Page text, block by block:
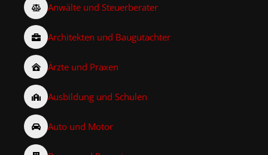
Anwälte und Steuerberater
Architekten und Baugutachter
Ärzte und Praxen
Ausbildung und Schulen
Auto und Motor